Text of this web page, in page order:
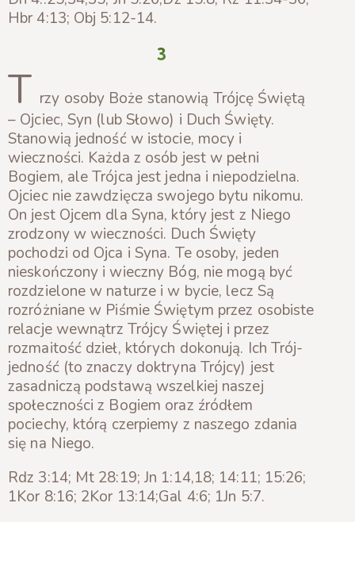
Hbr 4:13; Obj 5:12-14.
3
T rzy osoby Boże stanowią Trójcę Świętą
– Ojciec, Syn (lub Słowo) i Duch Święty.
Stanowią jedność w istocie, mocy i
wieczności. Każda z osób jest w pełni
Bogiem, ale Trójca jest jedna i niepodzielna.
Ojciec nie zawdzięcza swojego bytu nikomu.
On jest Ojcem dla Syna, który jest z Niego
zrodzony w wieczności. Duch Święty
pochodzi od Ojca i Syna. Te osoby, jeden
nieskończony i wieczny Bóg, nie mogą być
rozdzielone w naturze i w bycie, lecz Są
rozróżniane w Piśmie Świętym przez osobiste
relacje wewnątrz Trójcy Świętej i przez
rozmaitość dzieł, których dokonują. Ich Trój-
jedność (to znaczy doktryna Trójcy) jest
zasadniczą podstawą wszelkiej naszej
społeczności z Bogiem oraz źródłem
pociechy, którą czerpiemy z naszego zdania
się na Niego.
Rdz 3:14; Mt 28:19; Jn 1:14,18; 14:11; 15:26;
1Kor 8:16; 2Kor 13:14;Gal 4:6; 1Jn 5:7.